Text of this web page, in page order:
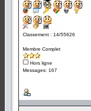
Classement : 14/55626
Membre Complet
Hors ligne
Messages: 167